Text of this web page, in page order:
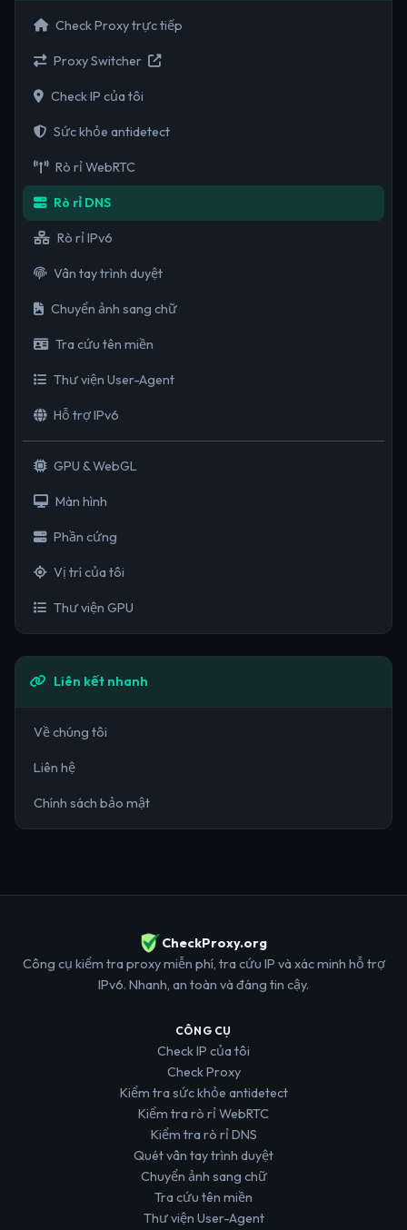
Check Proxy trực tiếp
Proxy Switcher
Check IP của tôi
Sức khỏe antidetect
Rò rỉ WebRTC
Rò rỉ DNS
Rò rỉ IPv6
Vân tay trình duyệt
Chuyển ảnh sang chữ
Tra cứu tên miền
Thư viện User-Agent
Hỗ trợ IPv6
GPU & WebGL
Màn hình
Phần cứng
Vị trí của tôi
Thư viện GPU
Liên kết nhanh
Về chúng tôi
Liên hệ
Chính sách bảo mật
CheckProxy.org
Công cụ kiểm tra proxy miễn phí, tra cứu IP và xác minh hỗ trợ
IPv6. Nhanh, an toàn và đáng tin cậy.
CÔNG CỤ
Check IP của tôi
Check Proxy
Kiểm tra sức khỏe antidetect
Kiểm tra rò rỉ WebRTC
Kiểm tra rò rỉ DNS
Quét vân tay trình duyệt
Chuyển ảnh sang chữ
Tra cứu tên miền
Thư viện User-Agent